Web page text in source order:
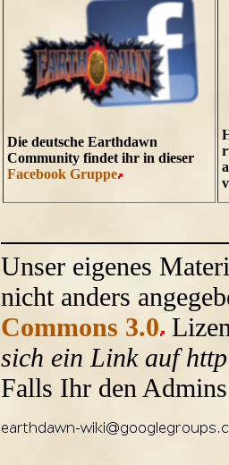
Die deutsche Earthdawn
Community findet ihr in dieser
Facebook Gruppe
Unser eigenes
nicht anders
Commons 3.0
sich ein Link auf
Falls Ihr den